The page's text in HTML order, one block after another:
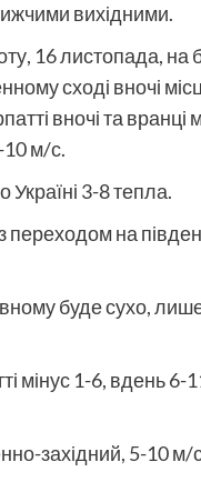
вихідними.
16 листопада, на
сході вночі
вночі та вранці
10 м/с.
3-8 тепла.
з переходом на
буде сухо,
мінус 1-6, вдень 6-
західний, 5-10 м/